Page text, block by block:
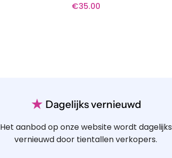
€35.00
★ Dagelijks vernieuwd
Het aanbod op onze website wordt dagelijks
vernieuwd door tientallen verkopers.